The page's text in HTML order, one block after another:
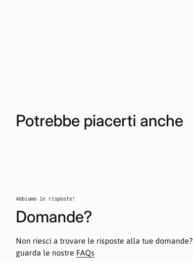
Potrebbe piacerti anche
Abbiamo le risposte!
Domande?
Non riesci a trovare le risposte alla tue domande?
guarda le nostre FAQs